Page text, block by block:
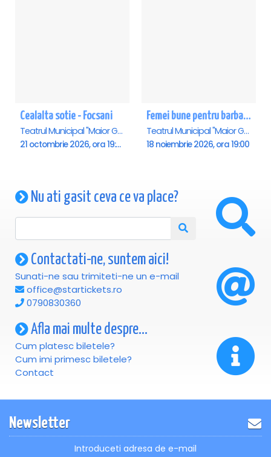
Cealalta sotie - Focsani
Teatrul Municipal "Maior Gh. Pastia", Focsani
21 octombrie 2026, ora 19:00
Femei bune pentru barbati nebuni - Focsani
Teatrul Municipal "Maior Gh. Pastia", Focsani
18 noiembrie 2026, ora 19:00
Nu ati gasit ceva ce va place?
Contactati-ne, suntem aici!
Sunati-ne sau trimiteti-ne un e-mail
office@startickets.ro
0790830360
Afla mai multe despre...
Cum platesc biletele?
Cum imi primesc biletele?
Contact
Newsletter
Introduceti adresa de e-mail